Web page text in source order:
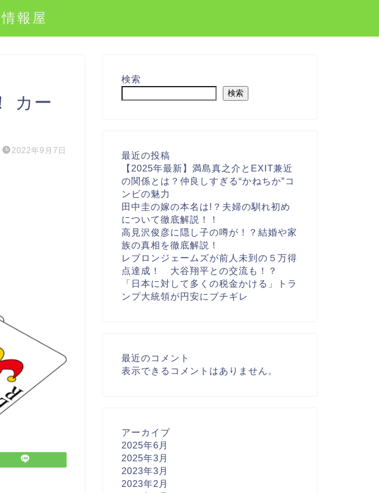
報屋
カー
2022年9月7日
検索
検索
最近の投稿
【2025年最新】満島真之介とEXIT兼近
の関係とは？仲良しすぎる“かねちか”コ
ンビの魅力
田中圭の嫁の本名は!？夫婦の馴れ初め
について徹底解説！！
高見沢俊彦に隠し子の噂が！？結婚や家
族の真相を徹底解説！
レブロンジェームズが前人未到の５万得
点達成！ 大谷翔平との交流も！？
「日本に対して多くの税金かける」トラ
ンプ大統領が円安にブチギレ
最近のコメント
表示できるコメントはありません。
アーカイブ
2025年6月
2025年3月
2023年3月
2023年2月